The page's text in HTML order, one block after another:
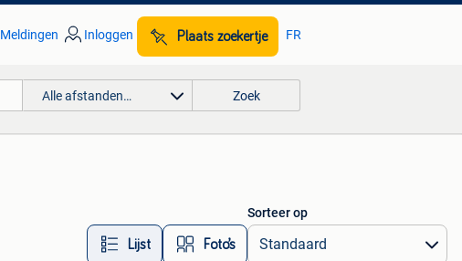
Meldingen Inloggen Plaats zoekertje FR
Alle afstanden… Zoek
Lijst Foto’s
Sorteer op